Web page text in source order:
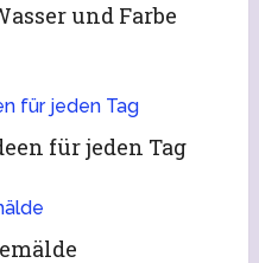
und Farbe
für jeden Tag